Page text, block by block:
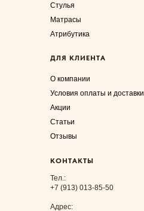
Стулья
Матрасы
Атрибутика
ДЛЯ КЛИЕНТА
О компании
Условия оплаты и доставки
Акции
Статьи
Отзывы
КОНТАКТЫ
Тел.:
+7 (913) 013-85-50
Адрес: